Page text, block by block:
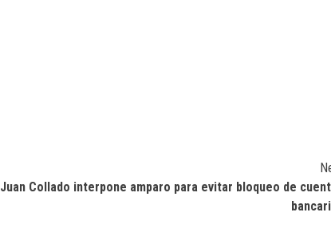
Juan Collado interpone amparo para evitar bloqueo de